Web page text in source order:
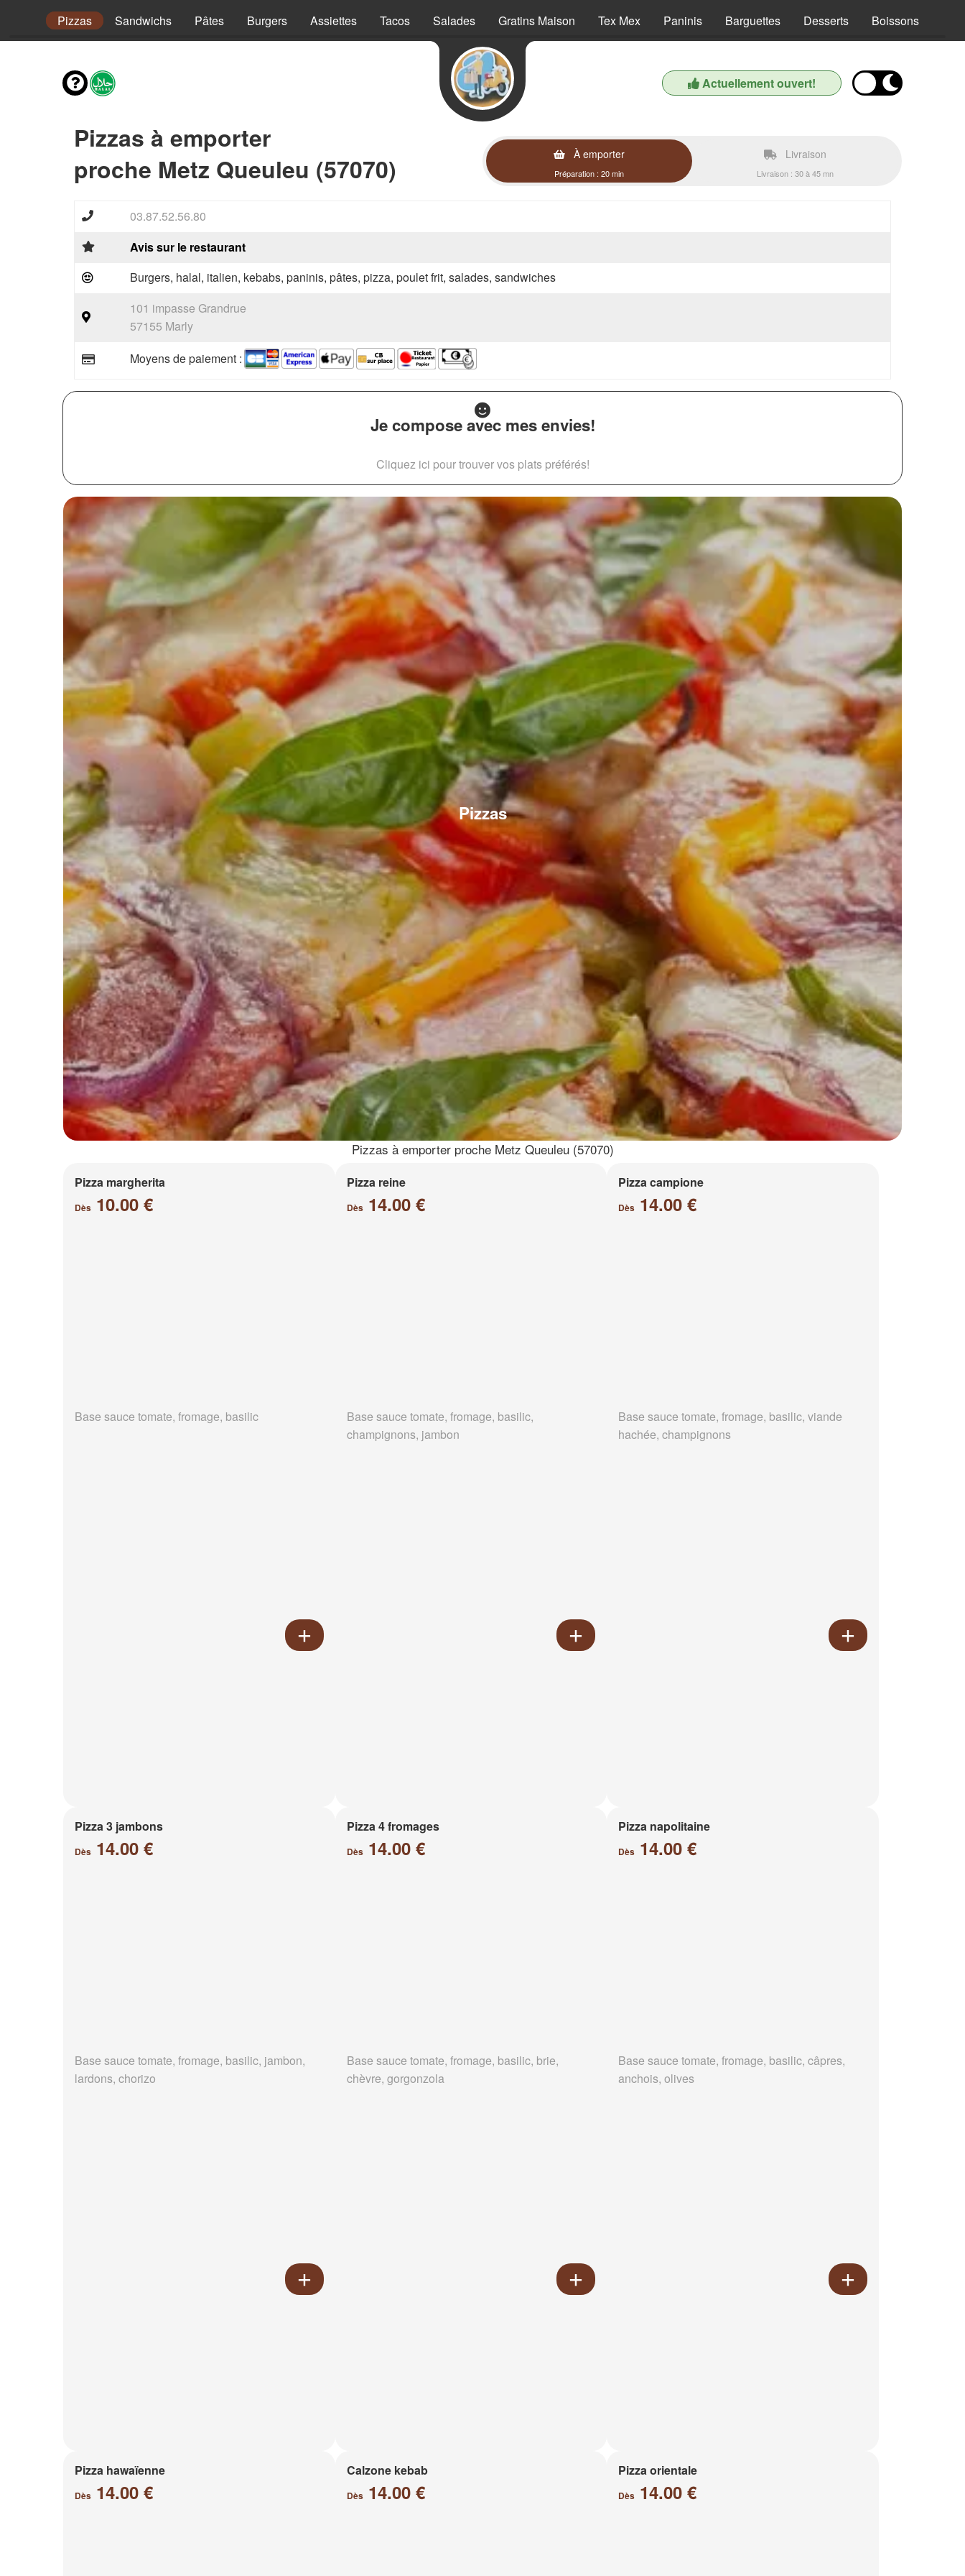
Pizzas Sandwichs Pâtes Burgers Assiettes Tacos Salades Gratins Maison Tex Mex Paninis Barguettes Desserts Boissons
Actuellement ouvert!
Pizzas à emporter
proche Metz Queuleu (57070)
À emporter
Préparation : 20 min
Livraison
Livraison : 30 à 45 mn
03.87.52.56.80
Avis sur le restaurant
Burgers, halal, italien, kebabs, paninis, pâtes, pizza, poulet frit, salades, sandwiches
101 impasse Grandrue
57155 Marly
Moyens de paiement :
Je compose avec mes envies!
Cliquez ici pour trouver vos plats préférés!
Pizzas
Pizzas à emporter proche Metz Queuleu (57070)
Pizza margherita
Dès 10.00 €
Base sauce tomate, fromage, basilic
Pizza reine
Dès14.00 €
Base sauce tomate, fromage, basilic,
champignons, jambon
Pizza campione
Dès 14.00 €
Base sauce tomate, fromage, basilic, viande
hachée, champignons
Pizza 3 jambons
Dès 14.00 €
Base sauce tomate, fromage, basilic, jambon,
lardons, chorizo
Pizza 4 fromages
Dès14.00 €
Base sauce tomate, fromage, basilic, brie,
chèvre, gorgonzola
Pizza napolitaine
Dès 14.00 €
Base sauce tomate, fromage, basilic, câpres,
anchois, olives
Pizza hawaïenne
Dès 14.00 €
Calzone kebab
Dès14.00 €
Pizza orientale
Dès 14.00 €